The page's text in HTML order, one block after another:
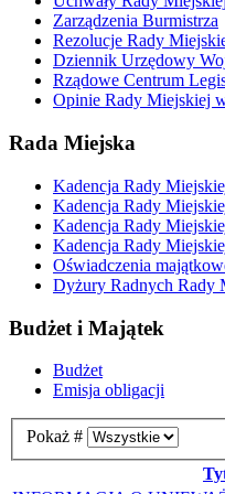
Zarządzenia Burmistrza
Rezolucje Rady
Dziennik Urzędowy
Rządowe Centrum
Opinie Rady Miejskiej
Rada Miejska
Kadencja Rady
Kadencja Rady
Kadencja Rady
Kadencja Rady
Oświadczenia
Dyżury Radnych Rady
Budżet i Majątek
Budżet
Emisja obligacji
Pokaż #